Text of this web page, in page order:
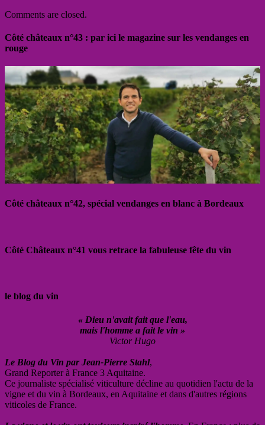
Comments are closed.
Côté châteaux n°43 : par ici le magazine sur les vendanges en
rouge
Côté châteaux n°42, spécial vendanges en blanc à Bordeaux
Côté Châteaux n°41 vous retrace la fabuleuse fête du vin
le blog du vin
« Dieu n'avait fait que l'eau,
mais l'homme a fait le vin »
Victor Hugo
Le Blog du Vin par Jean-Pierre Stahl,
Grand Reporter à France 3 Aquitaine.
Ce journaliste spécialisé viticulture décline au quotidien l'actu de la
vigne et du vin à Bordeaux, en Aquitaine et dans d'autres régions
viticoles de France.